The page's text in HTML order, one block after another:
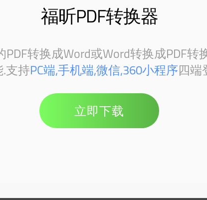
福昕PDF转换器
转换成Word或Word转换成PDF
支持PC端,手机端,微信,360小程序四端
立即下载